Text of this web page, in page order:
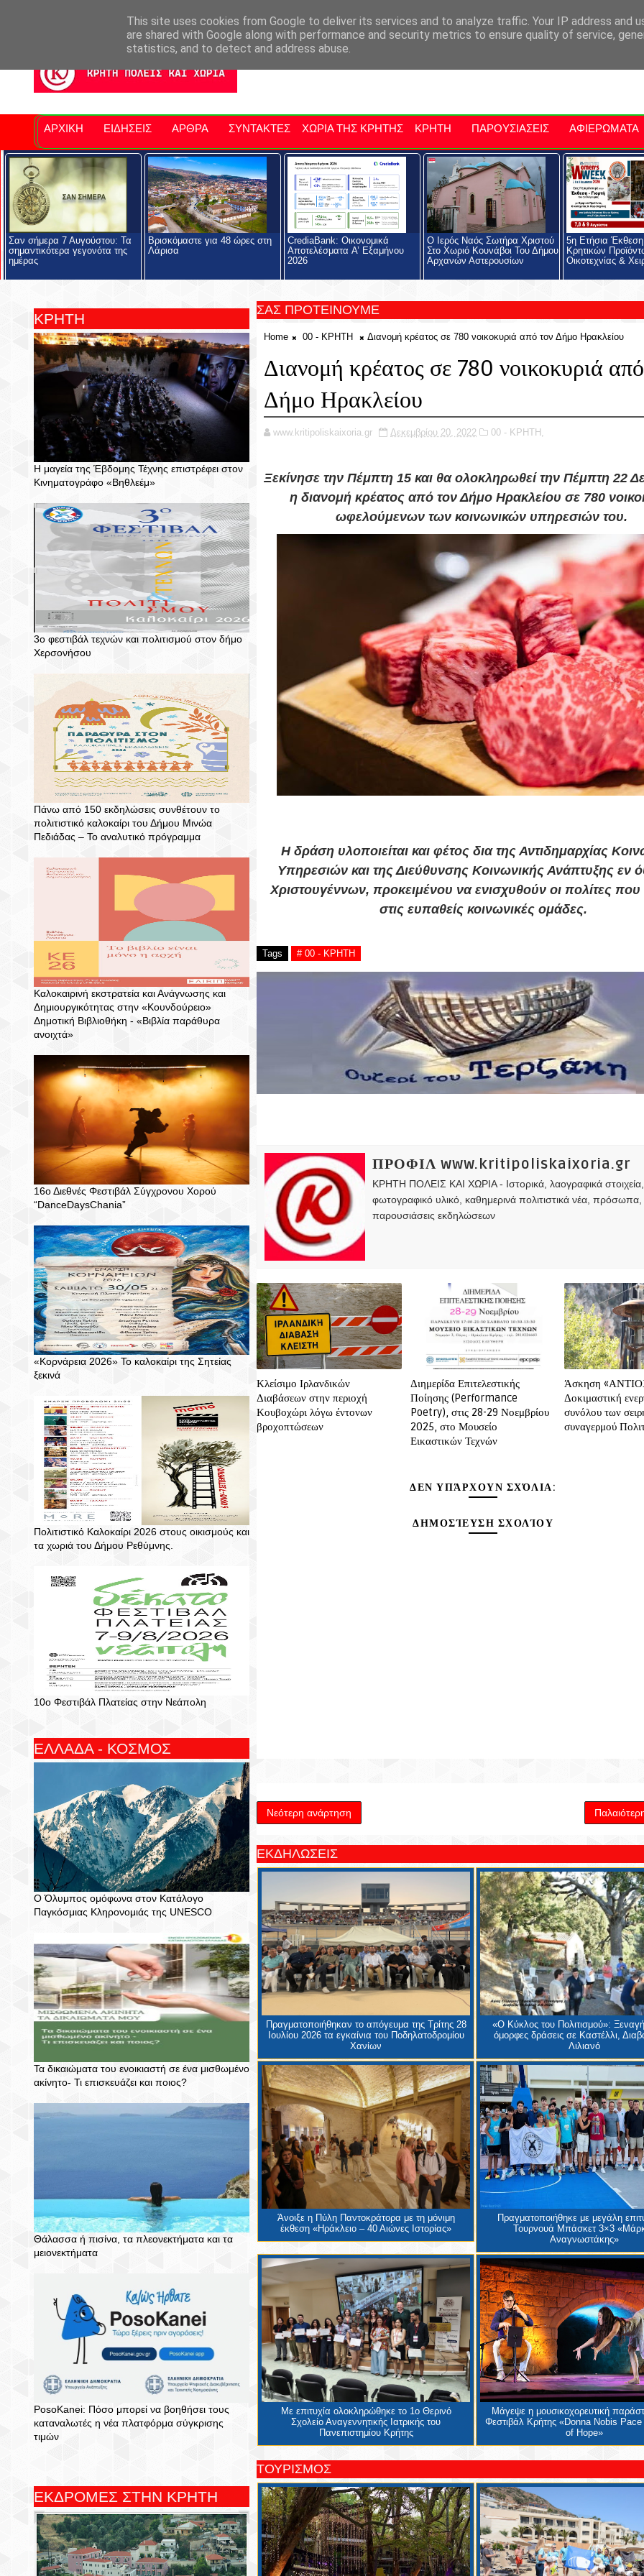
Νομός Λασιθίου Αγαπάμε Ρέθυμνο Επαρχία Μαλεβιζίου Εκδηλώσεις Στην Κρήτη Kriti Traveller
ΑΡΧΙΚΗ ΕΙΔΗΣΕΙΣ ΑΡΘΡΑ ΣΥΝΤΑΚΤΕΣ ΧΩΡΙΑ ΤΗΣ ΚΡΗΤΗΣ ΚΡΗΤΗ ΠΑΡΟΥΣΙΑΣΕΙΣ ΑΦΙΕΡΩΜΑΤΑ
Σαν σήμερα 7 Αυγούστου: Τα
σημαντικότερα γεγονότα της
ημέρας
Βρισκόμαστε για 48 ώρες στη
Λάρισα
CrediaBank: Οικονομικά
Αποτελέσματα A’ Εξαμήνου
2026
Ο Ιερός Ναός Σωτήρα Χριστού
Στο Χωριό Κουνάβοι Του Δήμου
Αρχανών Αστερουσίων
5η Ετήσια Έκθεση
Κρητικών
Οικοτεχνίας &
ΚΡΗΤΗ
Η μαγεία της Έβδομης Τέχνης επιστρέφει στον
Κινηματογράφο «Βηθλεέμ»
3ο φεστιβάλ τεχνών και πολιτισμού στον δήμο
Χερσονήσου
Πάνω από 150 εκδηλώσεις συνθέτουν το
πολιτιστικό καλοκαίρι του Δήμου Μινώα
Πεδιάδας – To αναλυτικό πρόγραμμα
Καλοκαιρινή εκστρατεία και Ανάγνωσης και
Δημιουργικότητας στην «Κουνδούρειο»
Δημοτική Βιβλιοθήκη - «Βιβλία παράθυρα
ανοιχτά»
16ο Διεθνές Φεστιβάλ Σύγχρονου Χορού
“DanceDaysChania”
«Κορνάρεια 2026» Το καλοκαίρι της Σητείας
ξεκινά
Πολιτιστικό Καλοκαίρι 2026 στους οικισμούς και
τα χωριά του Δήμου Ρεθύμνης.
10ο Φεστιβάλ Πλατείας στην Νεάπολη
ΕΛΛΑΔΑ - ΚΟΣΜΟΣ
Ο Όλυμπος ομόφωνα στον Κατάλογο
Παγκόσμιας Κληρονομιάς της UNESCO
Τα δικαιώματα του ενοικιαστή σε ένα μισθωμένο
ακίνητο- Τι επισκευάζει και ποιος?
Θάλασσα ή πισίνα, τα πλεονεκτήματα και τα
μειονεκτήματα
PosoKanei: Πόσο μπορεί να βοηθήσει τους
καταναλωτές η νέα πλατφόρμα σύγκρισης
τιμών
ΕΚΔΡΟΜΕΣ ΣΤΗΝ ΚΡΗΤΗ
ΣΑΣ ΠΡΟΤΕΙΝΟΥΜΕ
Home 00 - ΚΡΗΤΗ Διανομή κρέατος σε 780 νοικοκυριά από τον Δήμο Ηρακλείου
Διανομή κρέατος σε 780 νοικοκυριά
Δήμο Ηρακλείου
www.kritipoliskaixoria.gr Δεκεμβρίου 20, 2022 00 - ΚΡΗΤΗ,
Ξεκίνησε την Πέμπτη 15 και θα ολοκληρωθεί την Πέμπτη 22
η διανομή κρέατος από τον Δήμο Ηρακλείου σε 780
ωφελούμενων των κοινωνικών υπηρεσιών του.
Η δράση υλοποιείται και φέτος δια της Αντιδημαρχίας
Υπηρεσιών και της Διεύθυνσης Κοινωνικής Ανάπτυξης εν
Χριστουγέννων, προκειμένου να ενισχυθούν οι πολίτες
στις ευπαθείς κοινωνικές ομάδες.
Tags # 00 - ΚΡΗΤΗ
ΠΡΟΦΙΛ www.kritipoliskaixoria.gr
ΚΡΗΤΗ ΠΟΛΕΙΣ ΚΑΙ ΧΩΡΙΑ - Ιστορικά, λαογραφικά
φωτογραφικό υλικό, καθημερινά πολιτιστικά νέα, πρόσωπα,
παρουσιάσεις εκδηλώσεων
Κλείσιμο Ιρλανδικών
Διαβάσεων στην περιοχή
Κουβοχώρι λόγω έντονων
βροχοπτώσεων
Διημερίδα Επιτελεστικής
Ποίησης (Performance
Poetry), στις 28-29 Νοεμβρίου
2025, στο Μουσείο
Εικαστικών Τεχνών
Άσκηση
Δοκιμαστική
συνόλου των
συναγερμού
ΔΕΝ ΥΠΆΡΧΟΥΝ ΣΧΌΛΙΑ:
ΔΗΜΟΣΊΕΥΣΗ ΣΧΟΛΊΟΥ
Νεότερη ανάρτηση
ΕΚΔΗΛΩΣΕΙΣ
Πραγματοποιήθηκαν το απόγευμα της Τρίτης 28
Ιουλίου 2026 τα εγκαίνια του Ποδηλατοδρομίου
Χανίων
«Ο Κύκλος του Πολιτισμού»:
όμορφες δράσεις σε Καστέλλι,
Λιλιανό
Άνοιξε η Πύλη Παντοκράτορα με τη μόνιμη
έκθεση «Ηράκλειο – 40 Αιώνες Ιστορίας»
Πραγματοποιήθηκε με μεγάλη
Τουρνουά Μπάσκετ 3×3
Αναγνωστάκης»
Με επιτυχία ολοκληρώθηκε το 1ο Θερινό
Σχολείο Αναγεννητικής Ιατρικής του
Πανεπιστημίου Κρήτης
Μάγεψε η μουσικοχορευτική
Φεστιβάλ Κρήτης «Donna Nobis
of Hope»
ΤΟΥΡΙΣΜΟΣ
This site uses cookies from Google to deliver its services and to analyze traffic. Your IP address and
are shared with Google along with performance and security metrics to ensure quality of service,
statistics, and to detect and address abuse.